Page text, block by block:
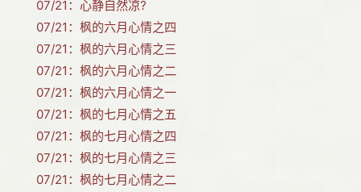
07/21： 心静自然凉?
07/21： 枫的六月心情之四
07/21： 枫的六月心情之三
07/21： 枫的六月心情之二
07/21： 枫的六月心情之一
07/21： 枫的七月心情之五
07/21： 枫的七月心情之四
07/21： 枫的七月心情之三
07/21： 枫的七月心情之二